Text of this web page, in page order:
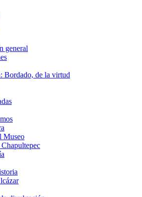
general
Bordado, de la virtud
Museo